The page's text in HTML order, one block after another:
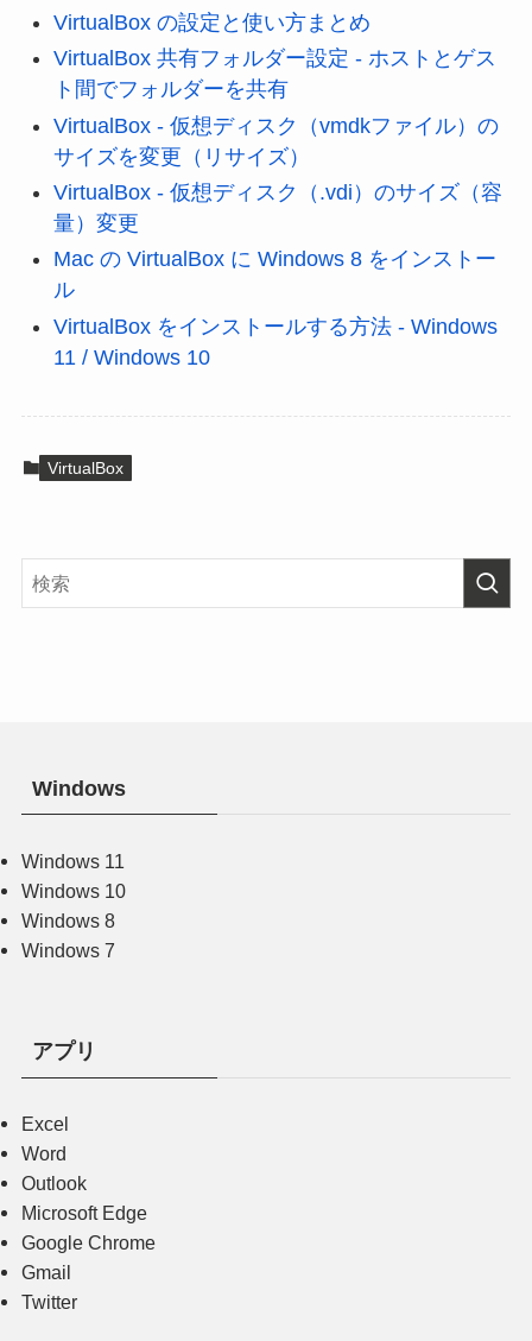
VirtualBox の設定と使い方まとめ
VirtualBox 共有フォルダー設定 - ホストとゲス
ト間でフォルダーを共有
VirtualBox - 仮想ディスク（vmdkファイル）の
サイズを変更（リサイズ）
VirtualBox - 仮想ディスク（.vdi）のサイズ（容
量）変更
Mac の VirtualBox に Windows 8 をインストー
ル
VirtualBox をインストールする方法 - Windows
11 / Windows 10
VirtualBox
Windows
Windows 11
Windows 10
Windows 8
Windows 7
アプリ
Excel
Word
Outlook
Microsoft Edge
Google Chrome
Gmail
Twitter